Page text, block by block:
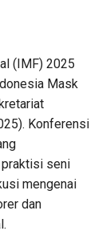
(IMF) 2025
Mask
Konferensi
praktisi seni
mengenai
dan